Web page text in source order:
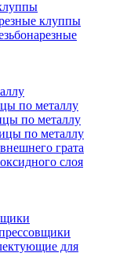
клуппы
по металлу
по металлу
по металлу
грата
слоя
для